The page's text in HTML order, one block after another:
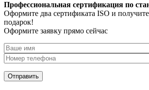
Профессиональная сертификация по
Оформите два сертификата ISO и
подарок!
Оформите заявку прямо сейчас